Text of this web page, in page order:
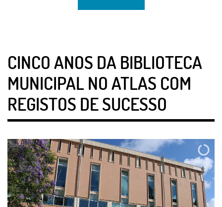
CINCO ANOS DA BIBLIOTECA
MUNICIPAL NO ATLAS COM
REGISTOS DE SUCESSO